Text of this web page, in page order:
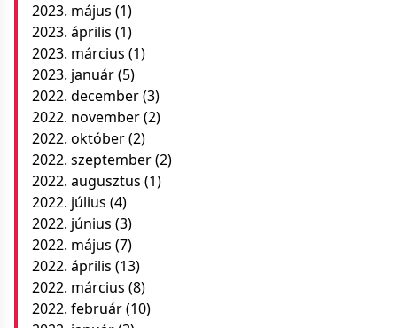
2023. május (1)
2023. április (1)
2023. március (1)
2023. január(5)
2022. december(3)
2022. november(2)
2022. október(2)
2022. szeptember(2)
2022. augusztus (1)
2022. július (4)
2022. június (3)
2022. május (7)
2022. április (13)
2022. március (8)
2022. február(10)